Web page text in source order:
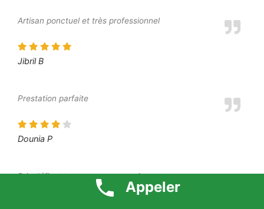
Artisan ponctuel et très professionnel
Jibril B
Prestation parfaite
Dounia P
Prix défiant toute concurrence 1 euro
Appeler